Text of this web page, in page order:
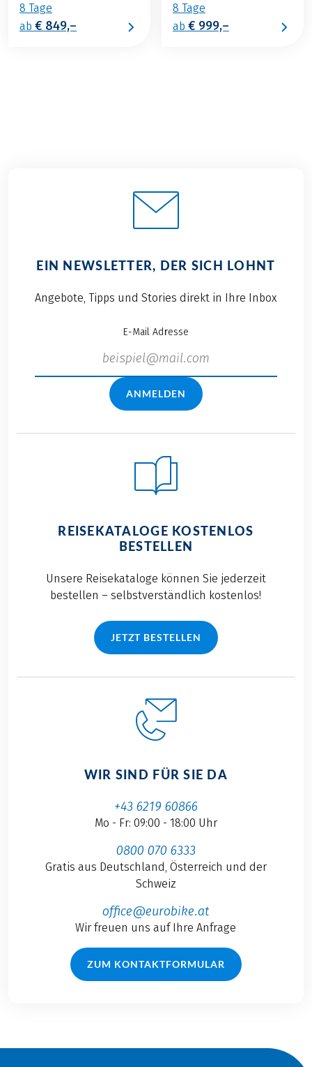
8 Tage
ab € 849,–
8 Tage
ab € 999,–
EIN NEWSLETTER, DER SICH LOHNT
Angebote, Tipps und Stories direkt in Ihre Inbox
E-Mail Adresse
ANMELDEN
REISEKATALOGE KOSTENLOS
BESTELLEN
Unsere Reisekataloge können Sie jederzeit
bestellen – selbstverständlich kostenlos!
JETZT BESTELLEN
WIR SIND FÜR SIE DA
+43 6219 60866
Mo - Fr: 09:00 - 18:00 Uhr
0800 070 6333
Gratis aus Deutschland, Österreich und der
Schweiz
office@eurobike.at
Wir freuen uns auf Ihre Anfrage
ZUM KONTAKTFORMULAR